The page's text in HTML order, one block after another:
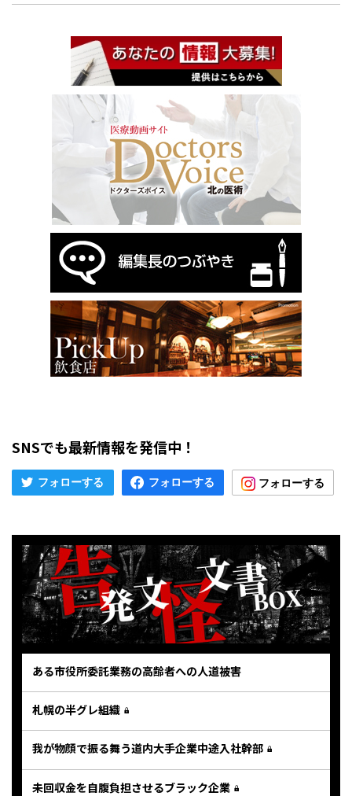
SNSでも最新情報を発信中！
ある市役所委託業務の高齢者への人道被害
札幌の半グレ組織
我が物顔で振る舞う道内大手企業中途入社幹部
未回収金を自腹負担させるブラック企業